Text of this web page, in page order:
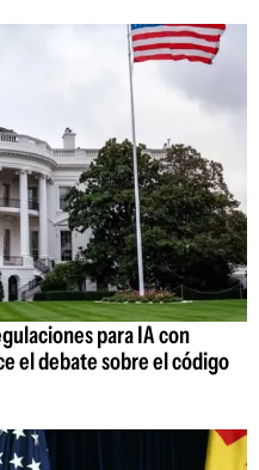
para IA con
el debate sobre el código